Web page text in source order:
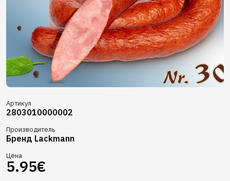
Артикул
2803010000002
Производитель
Бренд Lackmann
Цена
5.95€